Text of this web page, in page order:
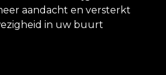
aandacht en versterkt
in uw buurt
zo unieke, opvallende en
etalages te